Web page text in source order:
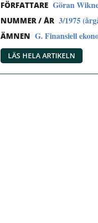
FÖRFATTARE Göran
NUMMER / ÅR 3/1975
ÄMNEN G. Finansiell
LÄS HELA ARTIKELN